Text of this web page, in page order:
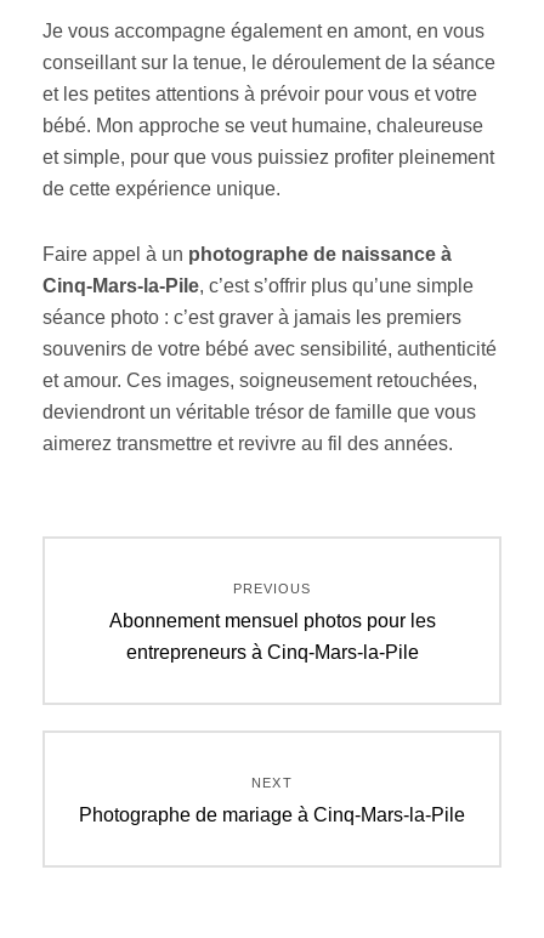
Je vous accompagne également en amont, en vous
conseillant sur la tenue, le déroulement de la séance
et les petites attentions à prévoir pour vous et votre
bébé. Mon approche se veut humaine, chaleureuse
et simple, pour que vous puissiez profiter pleinement
de cette expérience unique.
Faire appel à un photographe de naissance à
Cinq-Mars-la-Pile, c’est s’offrir plus qu’une simple
séance photo : c’est graver à jamais les premiers
souvenirs de votre bébé avec sensibilité, authenticité
et amour. Ces images, soigneusement retouchées,
deviendront un véritable trésor de famille que vous
aimerez transmettre et revivre au fil des années.
l’article
PREVIOUS
Previous
post:
Abonnement mensuel photos pour les
entrepreneurs à Cinq-Mars-la-Pile
NEXT
Next
Photographe de mariage à Cinq-Mars-la-Pile